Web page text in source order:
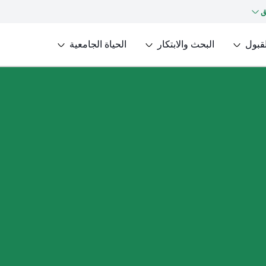
البحث والابتكار الحياة الجامعية